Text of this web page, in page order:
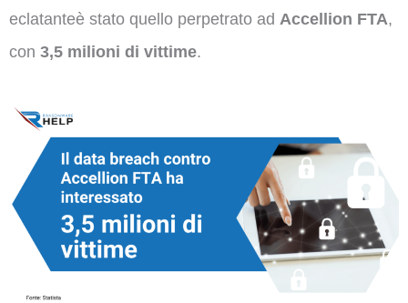
eclatanteè stato quello perpetrato ad Accellion FTA,
con 3,5 milioni di vittime.